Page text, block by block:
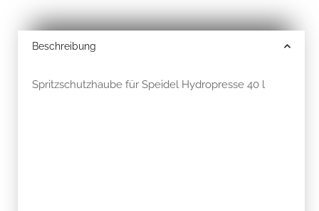
Beschreibung
Spritzschutzhaube für Speidel Hydropresse 40 l